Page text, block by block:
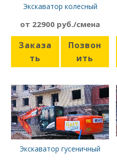
Экскаватор колесный
от 22900 руб./смена
Заказа
ть
Позвон
ить
Экскаватор гусеничный